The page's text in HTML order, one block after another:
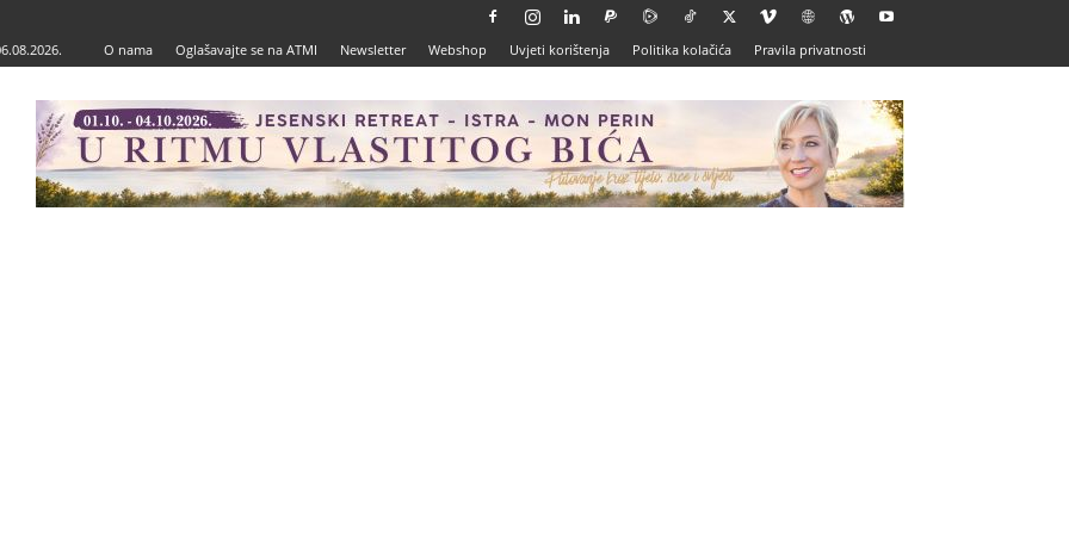
O nama Oglašavajte se na ATMI Newsletter Webshop Uvjeti korištenja Politika kolačića Pravila privatnosti